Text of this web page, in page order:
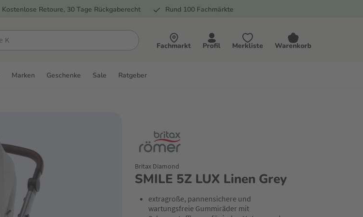
Kostenlose Retoure, 30 Tage Rückgaberecht Rund 100 Fachmärkte
Fachmarkt Profil Merkliste Warenkorb
Marken Geschenke Sale Ratgeber
SMILE 5Z LUX Linen Grey
Britax Diamond
extragroße, pannensichere und
wartungsfreie Gummiräder mit